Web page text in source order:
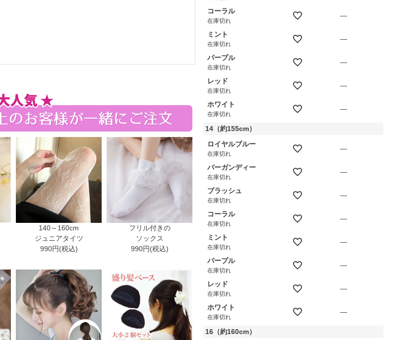
140～160cm
ジュニアタイツ
990円(税込)
フリル付きの
ソックス
990円(税込)
コーラル
在庫切れ
—
ミント
在庫切れ
—
パープル
在庫切れ
—
レッド
在庫切れ
—
ホワイト
在庫切れ
—
14（約155cm）
ロイヤルブルー
在庫切れ
—
バーガンディー
在庫切れ
—
ブラッシュ
在庫切れ
—
コーラル
在庫切れ
—
ミント
在庫切れ
—
パープル
在庫切れ
—
レッド
在庫切れ
—
ホワイト
在庫切れ
—
16（約160cm）